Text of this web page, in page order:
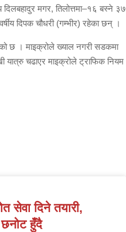
मगर, तिलोत्तमा–१६ बस्ने ३७
दिपक चौधरी (गम्भीर) रहेका छन् ।
छ । माइक्रोले ख्याल नगरी सडकमा
यात्रु चढाएर माइक्रोले ट्राफिक नियम
सेवा दिने तयारी,
छनोट हुँदै